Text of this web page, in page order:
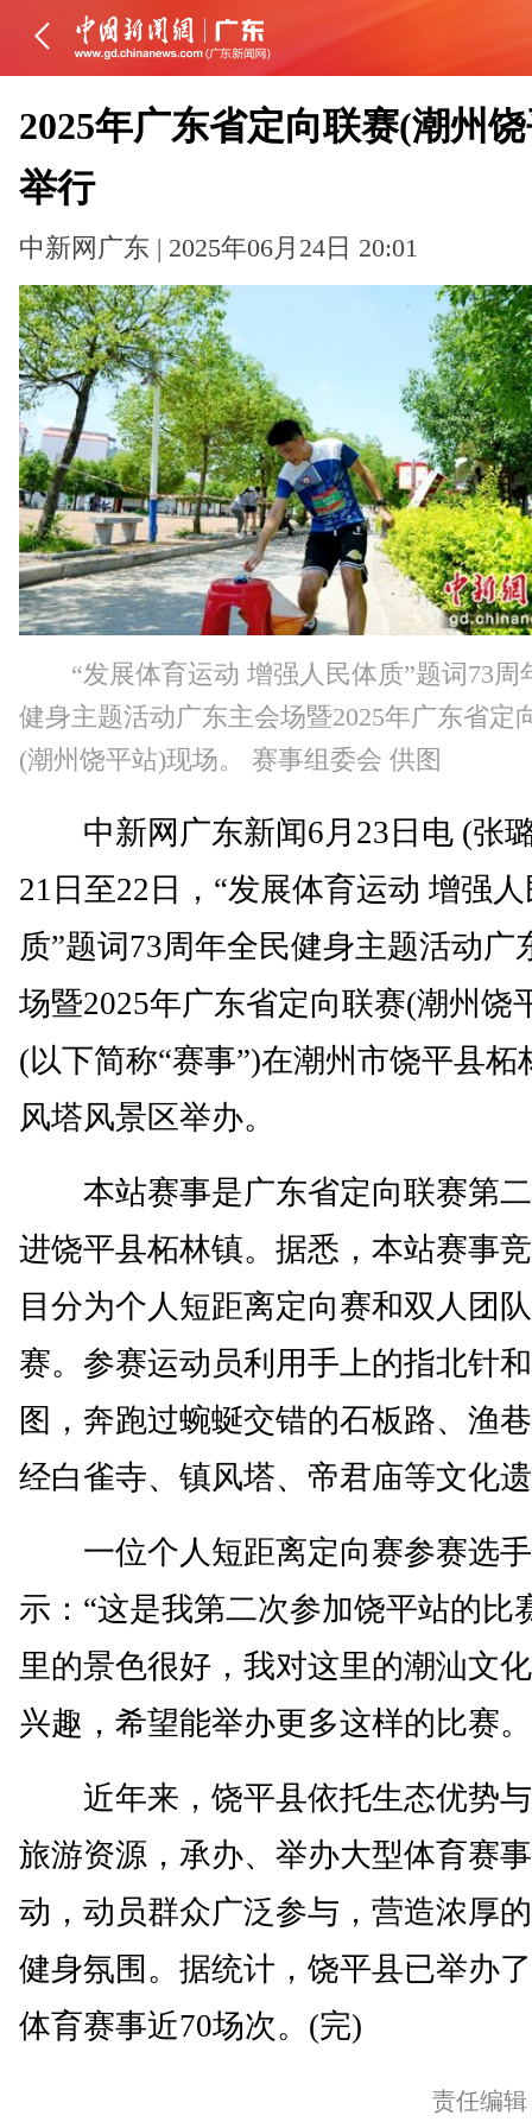
2025年广东省定向联赛(潮州
举行
中新网广东 | 2025年06月24日 20:01
“发展体育运动 增强人民体质”题词73周
健身主题活动广东主会场暨2025年广东省定
(潮州饶平站)现场。 赛事组委会 供图
中新网广东新闻6月23日电 (张
21日至22日，“发展体育运动 增强
质”题词73周年全民健身主题活动广
场暨2025年广东省定向联赛(潮州饶
(以下简称“赛事”)在潮州市饶平县柘
风塔风景区举办。
本站赛事是广东省定向联赛第
进饶平县柘林镇。据悉，本站赛事
目分为个人短距离定向赛和双人团
赛。参赛运动员利用手上的指北针
图，奔跑过蜿蜒交错的石板路、渔
经白雀寺、镇风塔、帝君庙等文化
一位个人短距离定向赛参赛选
示：“这是我第二次参加饶平站的比
里的景色很好，我对这里的潮汕文
兴趣，希望能举办更多这样的比赛
近年来，饶平县依托生态优势
旅游资源，承办、举办大型体育赛
动，动员群众广泛参与，营造浓厚
健身氛围。据统计，饶平县已举办
体育赛事近70场次。(完)
责任编